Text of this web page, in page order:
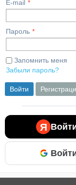
E-mail
Пароль
Запомнить меня
Забыли пароль?
Войти
Я